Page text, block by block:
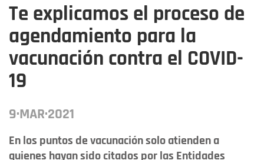
Te explicamos el proceso de
agendamiento para la
vacunación contra el COVID-
19
9·MAR·2021
En los puntos de vacunación solo atienden a
quienes hayan sido citados por las Entidades